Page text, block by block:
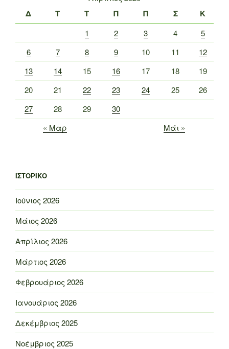
Δ Τ Τ Π Π Σ Κ
1 2 3 4
5
6
7 8 9 10 11
12
13
14 15 16 17 18
19
20
21 22 23 24 25
26
27
28 29
30
« Μαρ
Μάι »
ΙΣΤΟΡΙΚΌ
Ιούνιος 2026
Μάιος 2026
Απρίλιος 2026
Μάρτιος 2026
Φεβρουάριος 2026
Ιανουάριος 2026
Δεκέμβριος 2025
Νοέμβριος 2025